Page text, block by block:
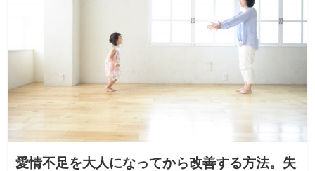
愛情不足を大人になってから改善する方法。失